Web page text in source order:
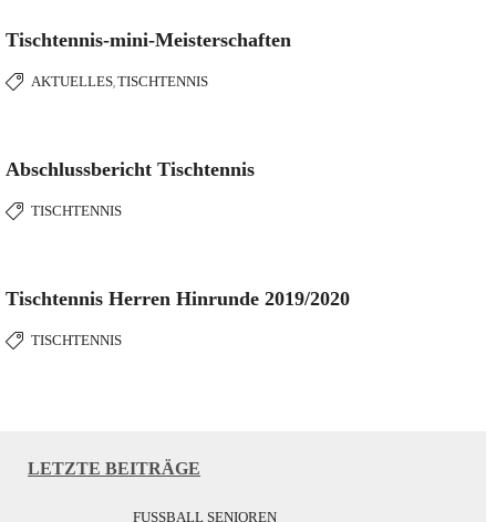
Tischtennis-mini-Meisterschaften
AKTUELLES, TISCHTENNIS
Abschlussbericht Tischtennis
TISCHTENNIS
Tischtennis Herren Hinrunde 2019/2020
TISCHTENNIS
LETZTE BEITRÄGE
FUSSBALL SENIOREN